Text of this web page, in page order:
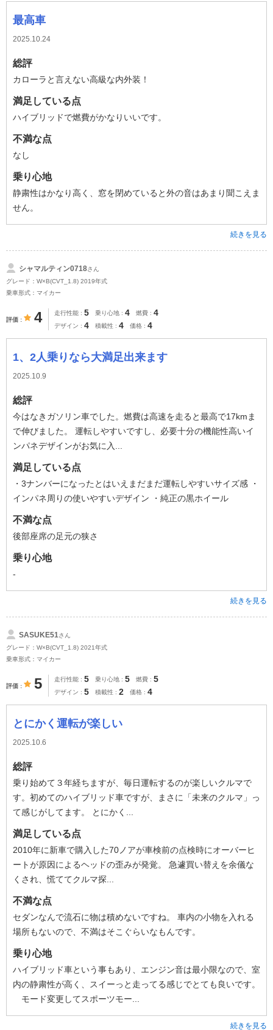
最高車
2025.10.24
総評
カローラと言えない高級な内外装！
満足している点
ハイブリッドで燃費がかなりいいです。
不満な点
なし
乗り心地
静粛性はかなり高く、窓を閉めていると外の音はあまり聞こえま
せん。
続きを見る
シャマルティン0718さん
グレード：W×B(CVT_1.8) 2019年式
乗車形式：マイカー
評価 4 走行性能 5 乗り心地 4 燃費 4
デザイン 4 積載性 4 価格 4
1、2人乗りなら大満足出来ます
2025.10.9
総評
今はなきガソリン車でした。燃費は高速を走ると最高で17kmま
で伸びました。 運転しやすいですし、必要十分の機能性高いイ
ンパネデザインがお気に入...
満足している点
・3ナンバーになったとはいえまだまだ運転しやすいサイズ感 ・
インパネ周りの使いやすいデザイン ・純正の黒ホイール
不満な点
後部座席の足元の狭さ
乗り心地
-
続きを見る
SASUKE51さん
グレード：W×B(CVT_1.8) 2021年式
乗車形式：マイカー
評価 5 走行性能 5 乗り心地 5 燃費 5
デザイン 5 積載性 2 価格 4
とにかく運転が楽しい
2025.10.6
総評
乗り始めて３年経ちますが、毎日運転するのが楽しいクルマで
す。初めてのハイブリッド車ですが、まさに「未来のクルマ」っ
て感じがしてます。 とにかく...
満足している点
2010年に新車で購入した70ノアが車検前の点検時にオーバーヒ
ートが原因によるヘッドの歪みが発覚。 急遽買い替えを余儀な
くされ、慌ててクルマ探...
不満な点
セダンなんで流石に物は積めないですね。 車内の小物を入れる
場所もないので、不満はそこぐらいなもんです。
乗り心地
ハイブリッド車という事もあり、エンジン音は最小限なので、室
内の静粛性が高く、スイーっと走ってる感じでとても良いです。
モード変更してスポーツモー...
続きを見る